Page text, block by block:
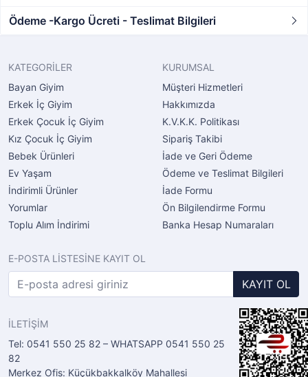
Ödeme -Kargo Ücreti - Teslimat Bilgileri
KATEGORİLER
Bayan Giyim
Erkek İç Giyim
Erkek Çocuk İç Giyim
Kız Çocuk İç Giyim
Bebek Ürünleri
Ev Yaşam
İndirimli Ürünler
Yorumlar
Toplu Alım İndirimi
KURUMSAL
Müşteri Hizmetleri
Hakkımızda
K.V.K.K. Politikası
Sipariş Takibi
İade ve Geri Ödeme
Ödeme ve Teslimat Bilgileri
İade Formu
Ön Bilgilendirme Formu
Banka Hesap Numaraları
E-POSTA LİSTESİNE KAYIT OL
KAYIT OL
İLETİŞİM
Tel: 0541 550 25 82 – WHATSAPP 0541 550 25
82
Merkez Ofis: Küçükbakkalköy Mahallesi